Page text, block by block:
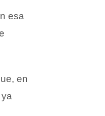
esa
en